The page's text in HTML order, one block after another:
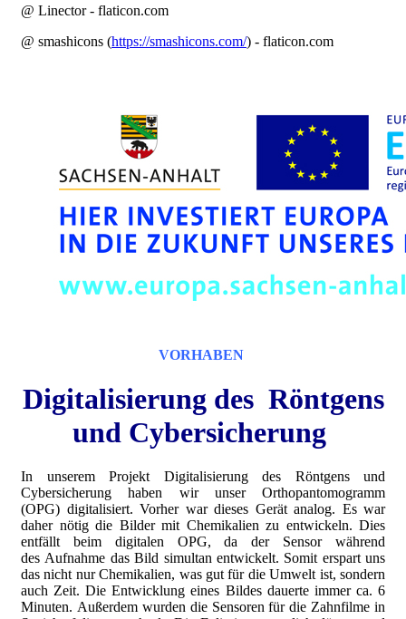
@ Linector - flaticon.com
@ smashicons (https://smashicons.com/) - flaticon.com
VORHABEN
Digitalisierung des Röntgens
und Cybersicherung
In unserem Projekt Digitalisierung des Röntgens und
Cybersicherung haben wir unser Orthopantomogramm
(OPG) digitalisiert. Vorher war dieses Gerät analog. Es war
daher nötig die Bilder mit Chemikalien zu entwickeln. Dies
entfällt beim digitalen OPG, da der Sensor während
des Aufnahme das Bild simultan entwickelt. Somit erspart uns
das nicht nur Chemikalien, was gut für die Umwelt ist, sondern
auch Zeit. Die Entwicklung eines Bildes dauerte immer ca. 6
Minuten. Außerdem wurden die Sensoren für die Zahnfilme in